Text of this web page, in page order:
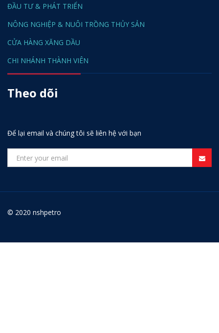
ĐẦU TƯ & PHÁT TRIỂN
NÔNG NGHIỆP & NUÔI TRỒNG THỦY SẢN
CỬA HÀNG XĂNG DẦU
CHI NHÁNH THÀNH VIÊN
Theo dõi
Để lại email và chúng tôi sẽ liên hệ với bạn
© 2020 nshpetro